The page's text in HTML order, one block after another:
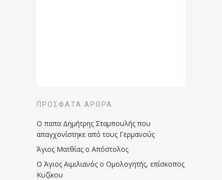
ΠΡΌΣΦΑΤΑ ΆΡΘΡΑ
Ο παπα Δημήτρης Σταμπουλής που
απαγχονίστηκε από τους Γερμανούς
Άγιος Ματθίας ο Απόστολος
Ο Άγιος Αιμιλιανός ο Ομολογητής, επίσκοπος
Κυζίκου